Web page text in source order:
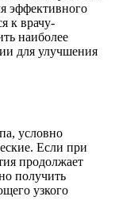
эффективного
к врачу-
наиболее
для улучшения
условно
Если при
продолжает
получить
узкого